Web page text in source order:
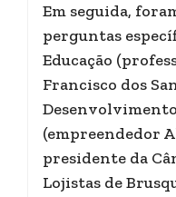
Em seguida,
perguntas
Educação
Francisco dos
(empreendedor
presidente da
Lojistas de